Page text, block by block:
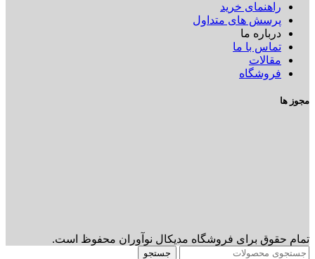
راهنمای خرید
پرسش های متداول
درباره ما
تماس با ما
مقالات
فروشگاه
مجوز ها
تمام حقوق برای فروشگاه مدیکال نوآوران محفوظ است.
جستجو